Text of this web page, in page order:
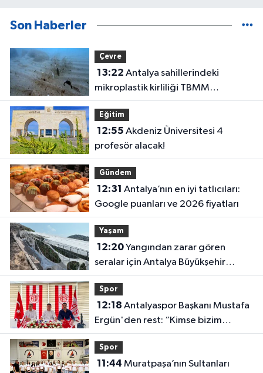
Son Haberler
Çevre
13:22
mikroplastik kirliliği TBMM
gündeminde!
Eğitim
12:55
profesör alacak!
Gündem
12:31
Google puanları ve 2026 fiyatları
Yaşam
12:20Yangından zarar gören
seralar için Antalya Büyükşehir
harekete geçti
Spor
12:18
Ergün'den rest: “Kimse bizim
onayımız olmadan gidemez”
Spor
11:44